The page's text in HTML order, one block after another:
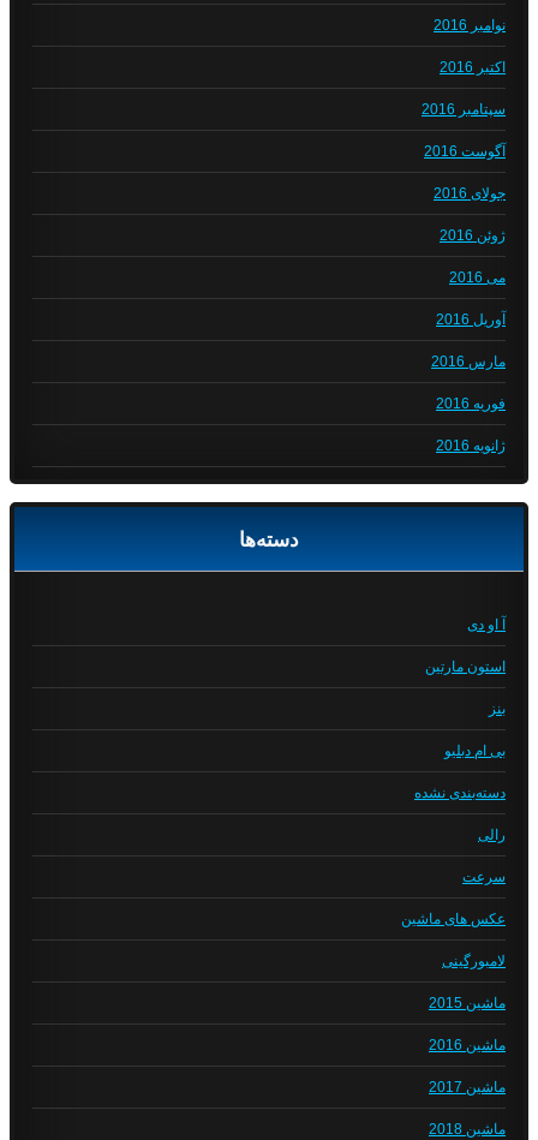
نوامبر 2016
اکتبر 2016
سپتامبر 2016
آگوست 2016
جولای 2016
ژوئن 2016
می 2016
آوریل 2016
مارس 2016
فوریه 2016
ژانویه 2016
دسته‌ها
آ او دی
استون مارتین
بنز
بی ام دبلیو
دسته‌بندی نشده
رالی
سرعت
عکس های ماشین
لامبورگینی
ماشین 2015
ماشین 2016
ماشین 2017
ماشین 2018